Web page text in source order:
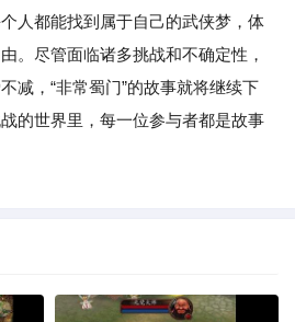
人都能找到属于自己的武侠梦，体
。尽管面临诸多挑战和不确定性，
减，“非常蜀门”的故事就将继续下
的世界里，每一位参与者都是故事